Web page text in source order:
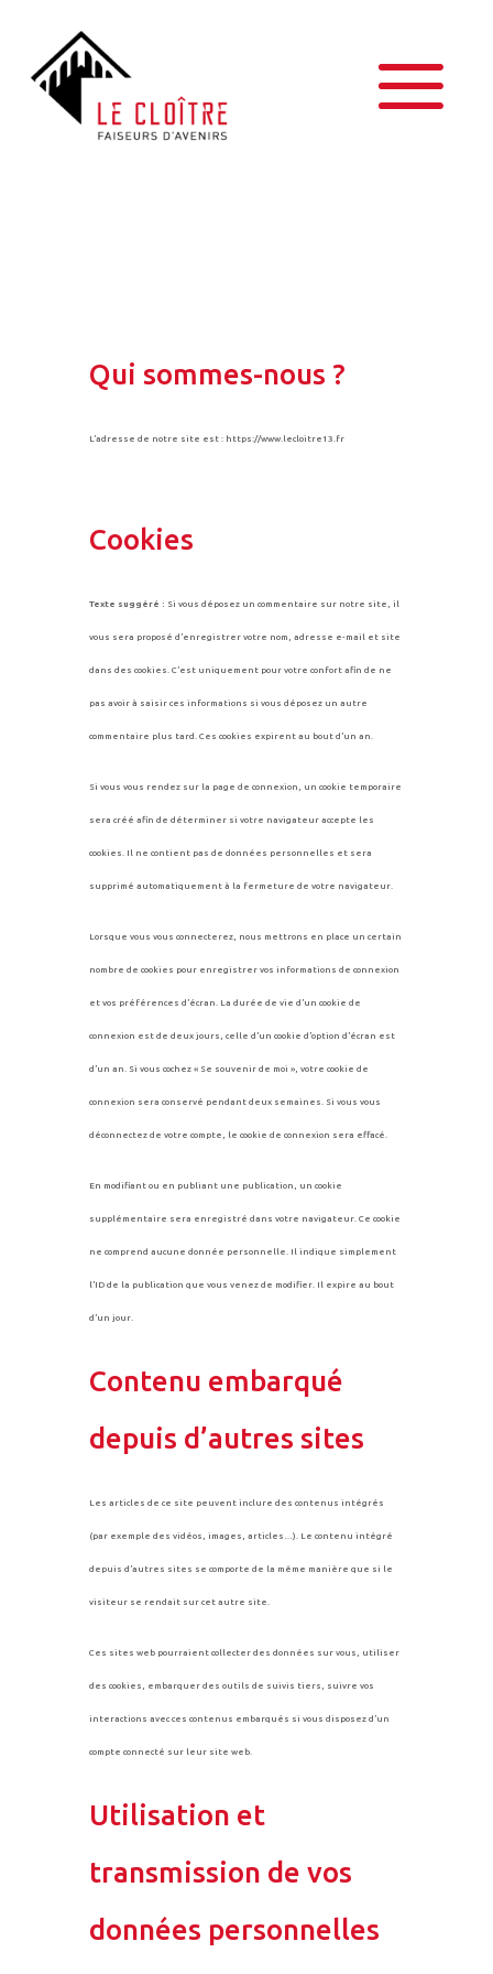
Qui sommes-nous ?
L’adresse de notre site est : https://www.lecloitre13.fr
Cookies
Texte suggéré : Si vous déposez un commentaire sur notre site, il
vous sera proposé d’enregistrer votre nom, adresse e-mail et site
dans des cookies. C’est uniquement pour votre confort afin de ne
pas avoir à saisir ces informations si vous déposez un autre
commentaire plus tard. Ces cookies expirent au bout d’un an.
Si vous vous rendez sur la page de connexion, un cookie temporaire
sera créé afin de déterminer si votre navigateur accepte les
cookies. Il ne contient pas de données personnelles et sera
supprimé automatiquement à la fermeture de votre navigateur.
Lorsque vous vous connecterez, nous mettrons en place un certain
nombre de cookies pour enregistrer vos informations de connexion
et vos préférences d’écran. La durée de vie d’un cookie de
connexion est de deux jours, celle d’un cookie d’option d’écran est
d’un an. Si vous cochez « Se souvenir de moi », votre cookie de
connexion sera conservé pendant deux semaines. Si vous vous
déconnectez de votre compte, le cookie de connexion sera effacé.
En modifiant ou en publiant une publication, un cookie
supplémentaire sera enregistré dans votre navigateur. Ce cookie
ne comprend aucune donnée personnelle. Il indique simplement
l’ID de la publication que vous venez de modifier. Il expire au bout
d’un jour.
Contenu embarqué
depuis d’autres sites
Les articles de ce site peuvent inclure des contenus intégrés
(par exemple des vidéos, images, articles…). Le contenu intégré
depuis d’autres sites se comporte de la même manière que si le
visiteur se rendait sur cet autre site.
Ces sites web pourraient collecter des données sur vous, utiliser
des cookies, embarquer des outils de suivis tiers, suivre vos
interactions avec ces contenus embarqués si vous disposez d’un
compte connecté sur leur site web.
Utilisation et
transmission de vos
données personnelles